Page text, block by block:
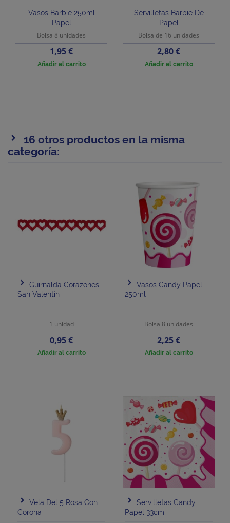
Vasos Barbie 250ml
Papel
Bolsa 8 unidades
Precio
1,95 €
Añadir al carrito
Servilletas Barbie De
Papel
Bolsa de 16 unidades
Precio
2,80 €
Añadir al carrito
16 otros productos en la misma
categoría:
Guirnalda Corazones
San Valentín
1 unidad
Precio
0,95 €
Añadir al carrito
Vasos Candy Papel
250ml
Bolsa 8 unidades
Precio
2,25 €
Añadir al carrito
Vela Del 5 Rosa Con
Corona
Servilletas Candy
Papel 33cm